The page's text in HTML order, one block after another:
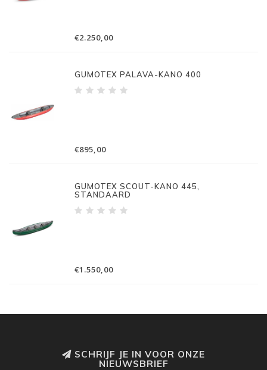
€2.250,00
GUMOTEX PALAVA-KANO 400
€895,00
GUMOTEX SCOUT-KANO 445,
STANDAARD
€1.550,00
SCHRIJF JE IN VOOR ONZE
NIEUWSBRIEF